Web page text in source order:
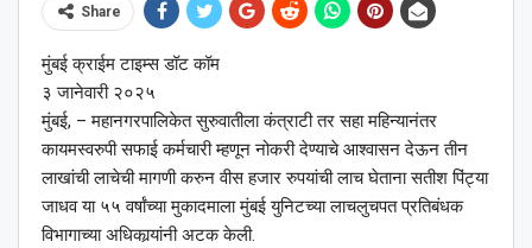
Share
मुंबई क्राईम टाइम्स डॉट कॉम
३ जानेवारी २०२५
मुंबई, – महानगरपालिकेत सुरुवातीला कंत्राटी तर सहा महिन्यानंतर
कायमस्वरुपी सफाई कर्मचारी म्हणून नोकरी देण्याचे आश्‍वासन देऊन तीन
लाखांची लाचेची मागणी करुन वीस हजार रुपयांची लाच घेताना सतीश पिंट्या
जाधव या ५५ वर्षांच्या मुकादमाला मुंबई युनिटच्या लाचलुचपत प्रतिबंधक
विभागाच्या अधिकार्‍यांनी अटक केली.